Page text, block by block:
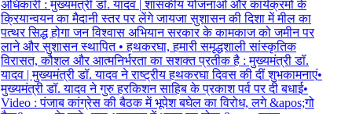
अधिकारी : मुख्यमंत्री डॉ. यादव | शासकीय योजनाओं और कार्यक्रमों के
क्रियान्वयन का मैदानी स्तर पर लेंगे जायजा सुशासन की दिशा में मील का
पत्थर सिद्ध होगा जन विश्वास अभियान सरकार के कामकाज को जमीन पर
लाने और सुशासन स्थापित • हथकरघा, हमारी समृद्धशाली सांस्कृतिक
विरासत, कौशल और आत्मनिर्भरता का सशक्त प्रतीक है : मुख्यमंत्री डॉ.
यादव | मुख्यमंत्री डॉ. यादव ने राष्ट्रीय हथकरघा दिवस की दीं शुभकामनाएं•
मुख्यमंत्री डॉ. यादव ने गुरु हरकिशन साहिब के प्रकाश पर्व पर दी बधाई•
Video : पंजाब कांग्रेस की बैठक में भूपेश बघेल का विरोध, लगे &apos;गो